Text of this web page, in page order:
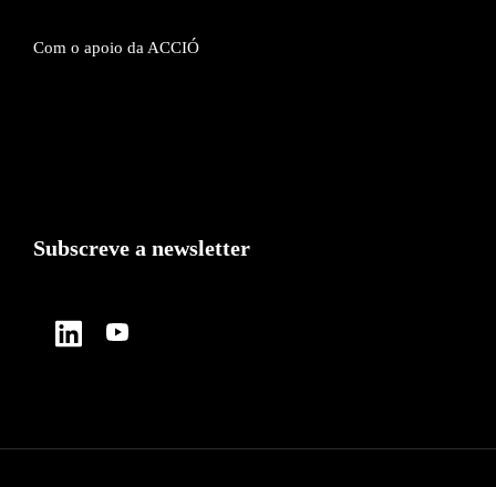
Com o apoio da ACCIÓ
Subscreve a newsletter